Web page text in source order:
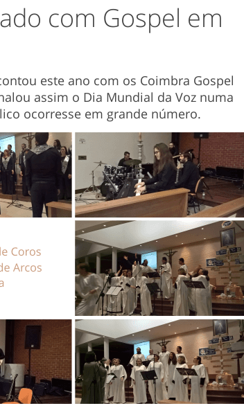
com Gospel em
este ano com os Coimbra Gospel
assim o Dia Mundial da Voz numa
ocorresse em grande número.